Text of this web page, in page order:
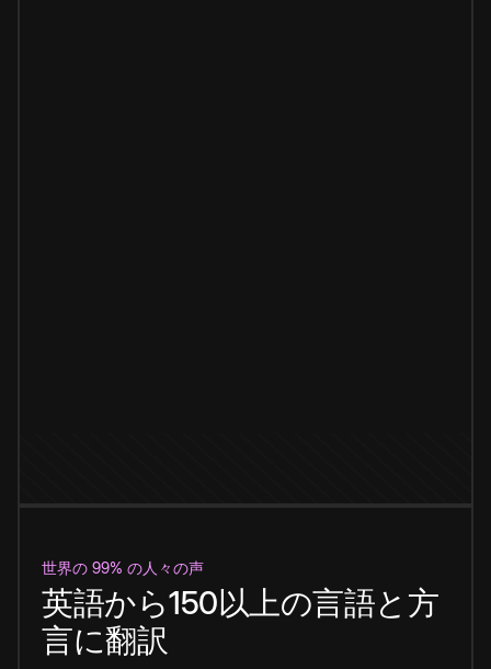
世界の 99% の人々の声
英語から150以上の言語と方
言に翻訳